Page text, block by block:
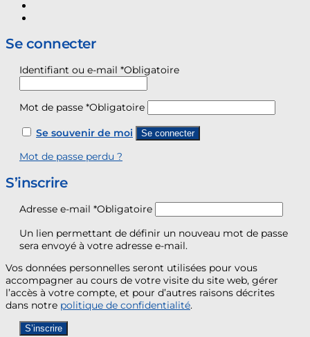
Se connecter
Identifiant ou e-mail *Obligatoire
Mot de passe *Obligatoire
Se souvenir de moi Se connecter
Mot de passe perdu ?
S’inscrire
Adresse e-mail *Obligatoire
Un lien permettant de définir un nouveau mot de passe
sera envoyé à votre adresse e-mail.
Vos données personnelles seront utilisées pour vous
accompagner au cours de votre visite du site web, gérer
l’accès à votre compte, et pour d’autres raisons décrites
dans notre politique de confidentialité.
S’inscrire